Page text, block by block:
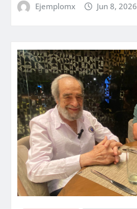
Ejemplomx Jun 8, 2026